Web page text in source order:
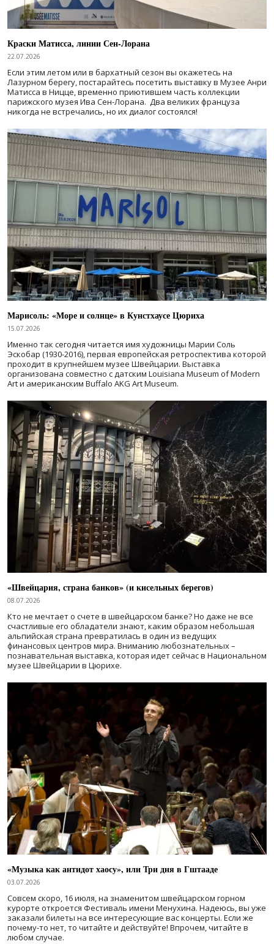
Краски Матисса, линии Сен-Лорана
22.07.2026
Если этим летом или в бархатный сезон вы окажетесь на
Лазурном берегу, постарайтесь посетить выставку в Музее Анри
Матисса в Ницце, временно приютившем часть коллекции
парижского музея Ива Сен-Лорана. Два великих француза
никогда не встречались, но их диалог состоялся!
Марисоль: «Море и солнце» в Кунстхаусе Цюриха
15.07.2026
Именно так сегодня читается имя художницы Марии Соль
Эскобар (1930-2016), первая европейская ретроспектива которой
проходит в крупнейшем музее Швейцарии. Выставка
организована совместно с датским Louisiana Museum of Modern
Art и американским Buffalo AKG Art Museum.
«Швейцария, страна банков» (и кисельных берегов)
08.07.2026
Кто не мечтает о счете в швейцарском банке? Но даже не все
счастливые его обладатели знают, каким образом небольшая
альпийская страна превратилась в один из ведущих
финансовых центров мира. Вниманию любознательных –
познавательная выставка, которая идет сейчас в Национальном
музее Швейцарии в Цюрихе.
«Музыка как антидот хаосу», или Три дня в Гштааде
03.07.2026
Совсем скоро, 16 июля, на знаменитом швейцарском горном
курорте откроется Фестиваль имени Менухина. Надеюсь, вы уже
заказали билеты на все интересующие вас концерты. Если же
почему-то нет, то читайте и действуйте! Впрочем, читайте в
любом случае.